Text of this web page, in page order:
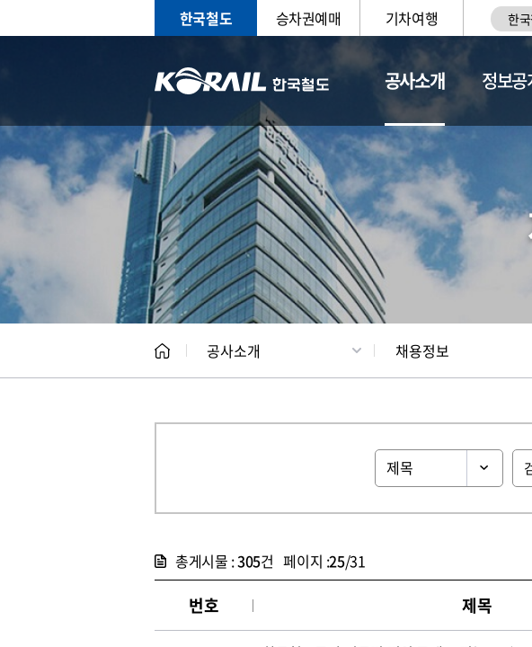
한국철도 승차권예매 기차여행 한
공사소개
CEO 일반현황
정보공
공사소개 채용정보
총게시물 :305건 페이지 :25/31
번호 제목